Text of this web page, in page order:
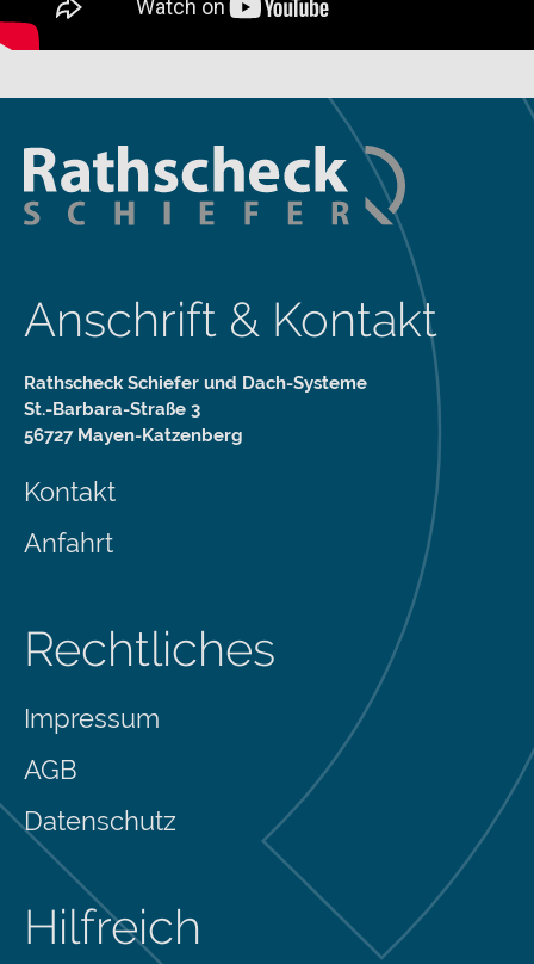
Anschrift & Kontakt
Rathscheck Schiefer und Dach-Systeme
St.-Barbara-Straße 3
56727 Mayen-Katzenberg
Kontakt
Anfahrt
Rechtliches
Impressum
AGB
Datenschutz
Hilfreich